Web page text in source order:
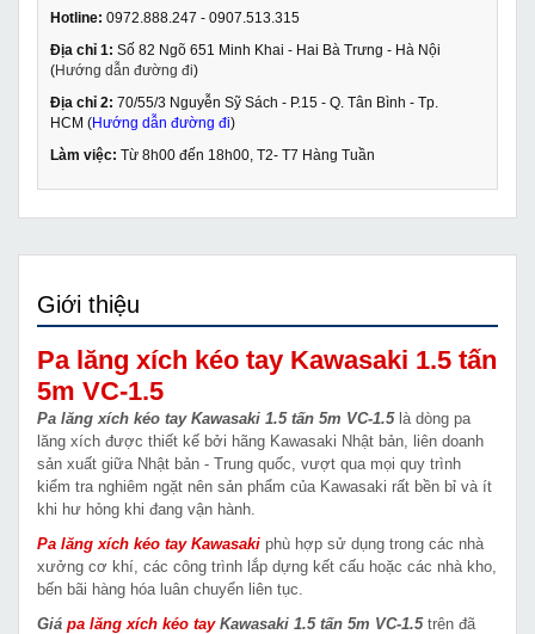
Hotline: 0972.888.247 - 0907.513.315
Địa chỉ 1: Số 82 Ngõ 651 Minh Khai - Hai Bà Trưng - Hà Nội
(Hướng dẫn đường đi)
Địa chỉ 2: 70/55/3 Nguyễn Sỹ Sách - P.15 - Q. Tân Bình - Tp.
HCM (Hướng dẫn đường đi)
Làm việc: Từ 8h00 đến 18h00, T2- T7 Hàng Tuần
Giới thiệu
Pa lăng xích kéo tay Kawasaki 1.5 tấn
5m VC-1.5
Pa lăng xích kéo tay Kawasaki 1.5 tấn 5m VC-1.5là dòng pa
lăng xích được thiết kế bởi hãng Kawasaki Nhật bản, liên doanh
sản xuất giữa Nhật bản - Trung quốc, vượt qua mọi quy trình
kiểm tra nghiêm ngặt nên sản phẩm của Kawasaki rất bền bỉ và ít
khi hư hỏng khi đang vận hành.
Pa lăng xích kéo tay Kawasaki phù hợp sử dụng trong các nhà
xưởng cơ khí, các công trình lắp dựng kết cấu hoặc các nhà kho,
bến bãi hàng hóa luân chuyển liên tục.
Giá pa lăng xích kéo tayKawasaki 1.5 tấn 5m VC-1.5trên đã